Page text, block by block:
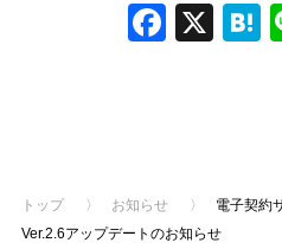
X
トップ 〉 お知らせ 〉
電子契約
Ver.2.6アップデートのお知らせ